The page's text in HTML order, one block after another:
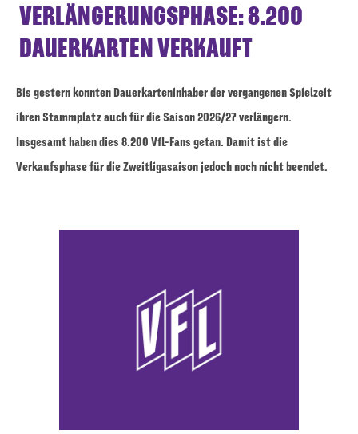
VERLÄNGERUNGSPHASE: 8.200
DAUERKARTEN VERKAUFT
Bis gestern konnten Dauerkarteninhaber der vergangenen Spielzeit
ihren Stammplatz auch für die Saison 2026/27 verlängern.
Insgesamt haben dies 8.200 VfL-Fans getan. Damit ist die
Verkaufsphase für die Zweitligasaison jedoch noch nicht beendet.